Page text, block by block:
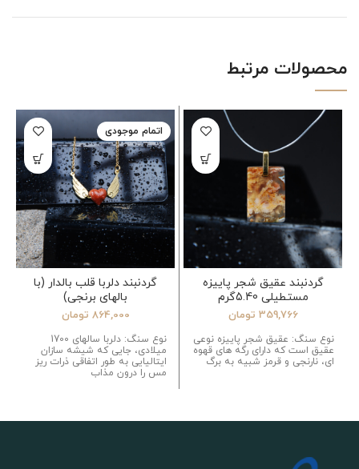
محصولات مرتبط
گردنبند عقیق شجر پاییزه
مستطیلی 5.40گرم
359,766 تومان
نوع سنگ: عقیق شجر پاییزه نوعی
عقیق است که دارای رگه های قهوه
ای، نارنجی و قرمز شبیه به برگ
اتمام موجودی
گردنبند دلربا قلب بالدار (با
بالهای برنجی)
864,000 تومان
نوع سنگ: دلربا سالهای 1700
میلادی، جایی که شیشه سازان
ایتالیایی به طور اتفاقی ذرات ریز
مس را درون مذاب